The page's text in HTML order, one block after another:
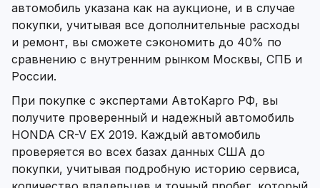
автомобиль указана как на аукционе, и в случае
покупки, учитывая все дополнительные расходы
и ремонт, вы сможете сэкономить до 40% по
сравнению с внутренним рынком Москвы, СПБ и
России.
При покупке с экспертами АвтоКарго РФ, вы
получите проверенный и надежный автомобиль
HONDA CR-V EX 2019. Каждый автомобиль
проверяется во всех базах данных США до
покупки, учитывая подробную историю сервиса,